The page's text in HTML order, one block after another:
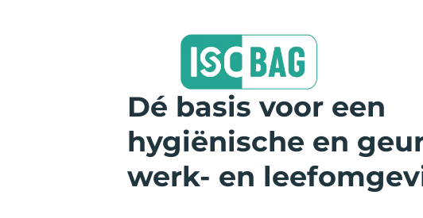
Dé basis voor een
hygiënische en
werk- en